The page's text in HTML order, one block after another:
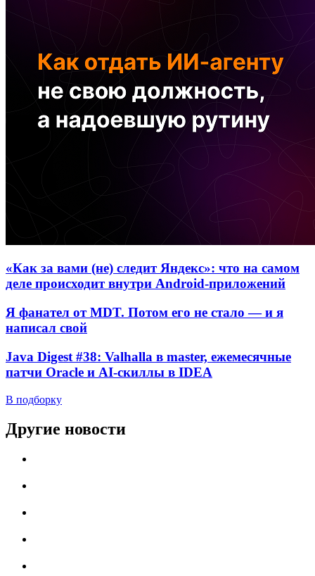
«Как за вами (не) следит Яндекс»: что на самом
деле происходит внутри Android-приложений
Я фанател от MDT. Потом его не стало — и я
написал свой
Java Digest #38: Valhalla в master, ежемесячные
патчи Oracle и AI-скиллы в IDEA
В подборку
Другие новости